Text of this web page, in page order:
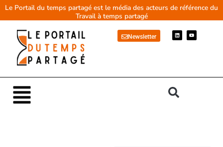
AllerLe Portail du temps partagé est le média des acteurs de référence du
Travail à temps partagé
Newsletter
L
i
n
Y
o
u
Main
Menu